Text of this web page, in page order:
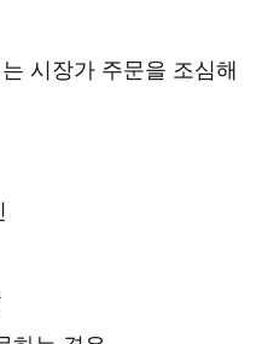
시장가 주문을 조심해